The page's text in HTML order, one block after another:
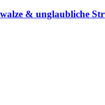
& unglaubliche